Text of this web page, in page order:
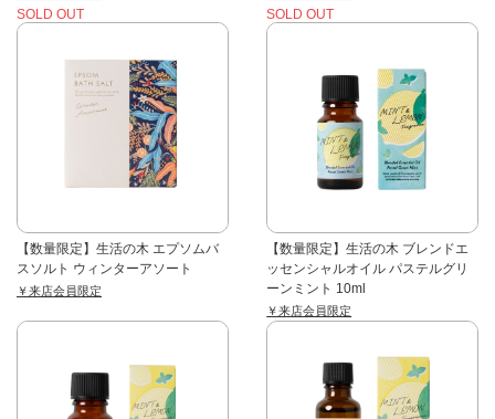
SOLD OUT SOLD OUT
【数量限定】生活の木 エプソムバ
スソルト ウィンターアソート
￥来店会員限定
【数量限定】生活の木 ブレンドエ
ッセンシャルオイル パステルグリ
ーンミント 10ml
￥来店会員限定